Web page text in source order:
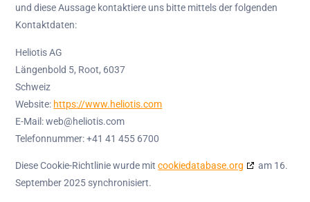
und diese Aussage kontaktiere uns bitte mittels der folgenden
Kontaktdaten:
Heliotis AG
Längenbold 5, Root, 6037
Schweiz
Website: https://www.heliotis.com
E-Mail:web@heliotis.com
Telefonnummer: +41 41 455 6700
Diese Cookie-Richtlinie wurde mitcookiedatabase.org
am 16.
September 2025 synchronisiert.